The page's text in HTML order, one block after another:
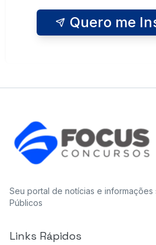
Quero me
Seu portal de notícias e informações
Públicos
Links Rápidos